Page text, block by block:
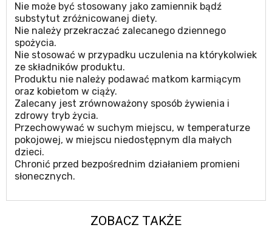
Nie może być stosowany jako zamiennik bądź
substytut zróżnicowanej diety.
Nie należy przekraczać zalecanego dziennego
spożycia.
Nie stosować w przypadku uczulenia na którykolwiek
ze składników produktu.
Produktu nie należy podawać matkom karmiącym
oraz kobietom w ciąży.
Zalecany jest zrównoważony sposób żywienia i
zdrowy tryb życia.
Przechowywać w suchym miejscu, w temperaturze
pokojowej, w miejscu niedostępnym dla małych
dzieci.
Chronić przed bezpośrednim działaniem promieni
słonecznych.
ZOBACZ TAKŻE